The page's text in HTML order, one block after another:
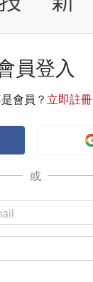
員登入
會員？ 立即註冊
或